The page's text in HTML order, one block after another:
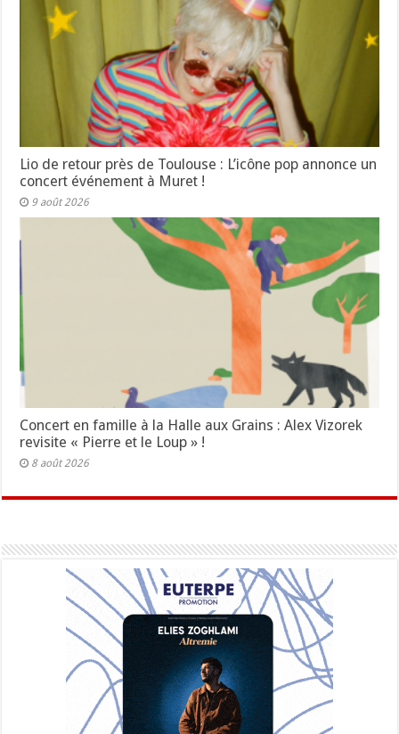
Lio de retour près de Toulouse : L’icône pop annonce un
concert événement à Muret !
9 août 2026
Concert en famille à la Halle aux Grains : Alex Vizorek
revisite « Pierre et le Loup » !
8 août 2026